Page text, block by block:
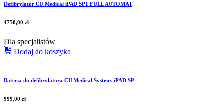
Defibrylator CU Medical iPAD SP1 FULL AUTOMAT
4750,00 zł
Dla specjalistów
Dodaj do koszyka
Bateria do defibrylatora CU Medical Systems iPAD SP
999,00 zł